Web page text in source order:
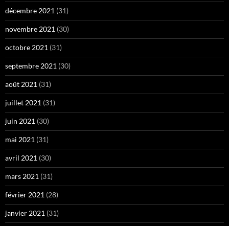
décembre 2021 (31)
novembre 2021 (30)
octobre 2021 (31)
septembre 2021 (30)
août 2021 (31)
juillet 2021 (31)
juin 2021 (30)
mai 2021 (31)
avril 2021 (30)
mars 2021 (31)
février 2021 (28)
janvier 2021 (31)